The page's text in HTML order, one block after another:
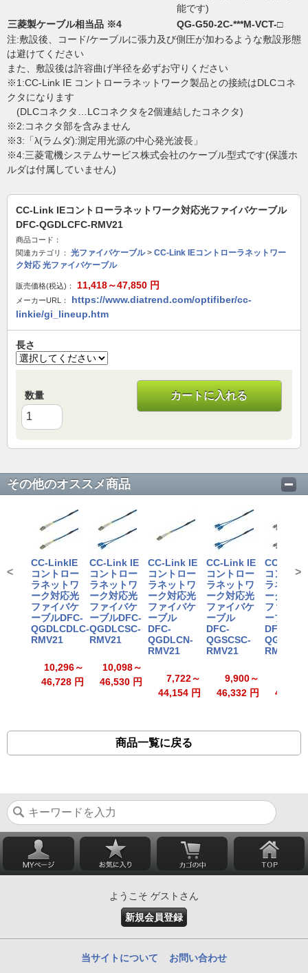
能です)
三菱製ケーブル相当品 ※4
QG-G50-2C-***M-VCT-□
注:敷設後、コード/ケーブルに張力及び側圧が加わるような敷設形態
は避けてください
また、敷設後は許容曲げ半径を必ずお守りください
※1:CC-Link IE コントローラネットワーク製品との接続はDLCコネ
クタになります
(DLCコネクタ…LCコネクタを2個連結したコネクタ)
※2:コネクタ部を含みません
※3:「λ(ラムダ):測定用光源の中心発光波長」
※4:三菱電機システムサービス株式会社のケーブル型式です(保護ホ
ルダは付属していません)
CC-Link IEコントローラネットワーク対応光ファイバケーブル
DFC-QGDLCFC-RMV21
商品コード：
関連カテゴリ：
光ファイバケーブル> CC-Link IEコントローラネットワー
ク対応 光ファイバケーブル
販売価格(税込)： 11,418～47,850 円
メーカーURL：
https://www.diatrend.com/optifiber/cc-
linkie/gi_lineup.htm
長さ
数量 カートに入れる
その他のオススメ商品
CC-LinkIE
コントロー
ラネットワ
ーク対応光
ファイバケ
ーブルDFC-
QGDLCDLC-
RMV21
10,296～
46,728 円
CC-Link IE
コントロー
ラネットワ
ーク対応光
ファイバケ
ーブルDFC-
QGDLCSC-
RMV21
10,098～
46,530 円
CC-Link IE
コントロー
ラネットワ
ーク対応光
ファイバケ
ーブル
DFC-
QGDLCN-
RMV21
7,722～
44,154 円
CC-Link IE
コントロー
ラネットワ
ーク対応光
ファイバケ
ーブル
DFC-
QGSCSC-
RMV21
9,900～
46,332 円
CC-Link
コントロ
ラネット
ーク対応
ファイバ
ーブル
DFC-
RMV21
48,972
< >
商品一覧に戻る
ようこそ ゲストさん
新規会員登録
当サイトについて お問い合わせ